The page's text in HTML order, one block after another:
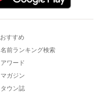
おすすめ
名前ランキング検索
アワード
マガジン
タウン誌